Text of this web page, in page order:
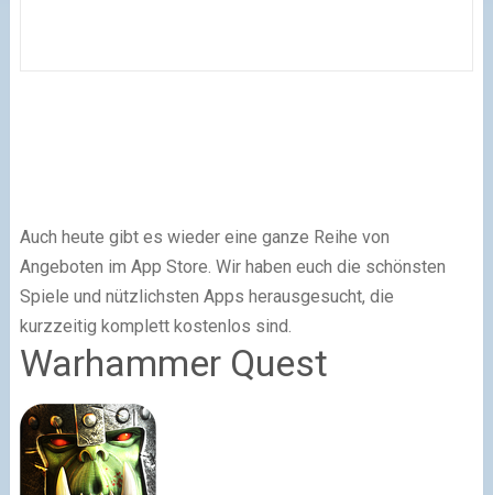
Auch heute gibt es wieder eine ganze Reihe von
Angeboten im App Store. Wir haben euch die schönsten
Spiele und nützlichsten Apps herausgesucht, die
kurzzeitig komplett kostenlos sind.
Warhammer Quest